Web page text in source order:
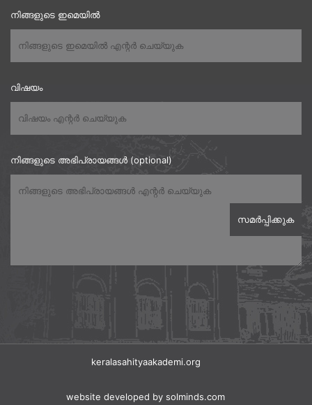
നിങ്ങളുടെ ഇമെയിൽ
വിഷയം
നിങ്ങളുടെ അഭിപ്രായങ്ങൾ (optional)
keralasahityaakademi.org
website developed by solminds.com